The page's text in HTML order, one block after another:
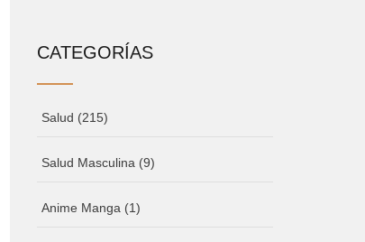
CATEGORÍAS
Salud (215)
Salud Masculina (9)
Anime Manga (1)